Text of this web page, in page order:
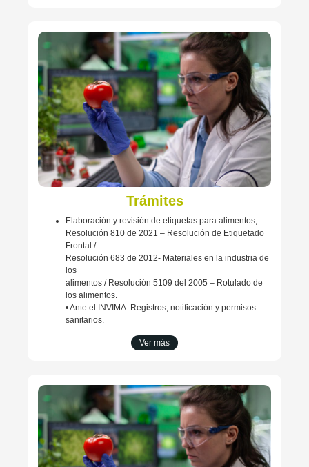
Trámites
Elaboración y revisión de etiquetas para alimentos,
Resolución 810 de 2021 – Resolución de Etiquetado
Frontal /
Resolución 683 de 2012- Materiales en la industria de
los
alimentos / Resolución 5109 del 2005 – Rotulado de
los alimentos.
• Ante el INVIMA: Registros, notificación y permisos
sanitarios.
Ver más